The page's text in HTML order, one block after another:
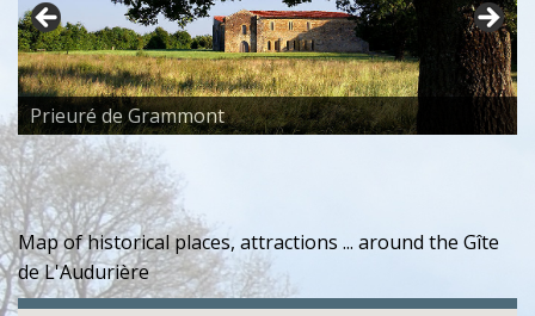
Prieuré de Grammont
Map of historical places, attractions ... around the Gîte
de L'Audurière